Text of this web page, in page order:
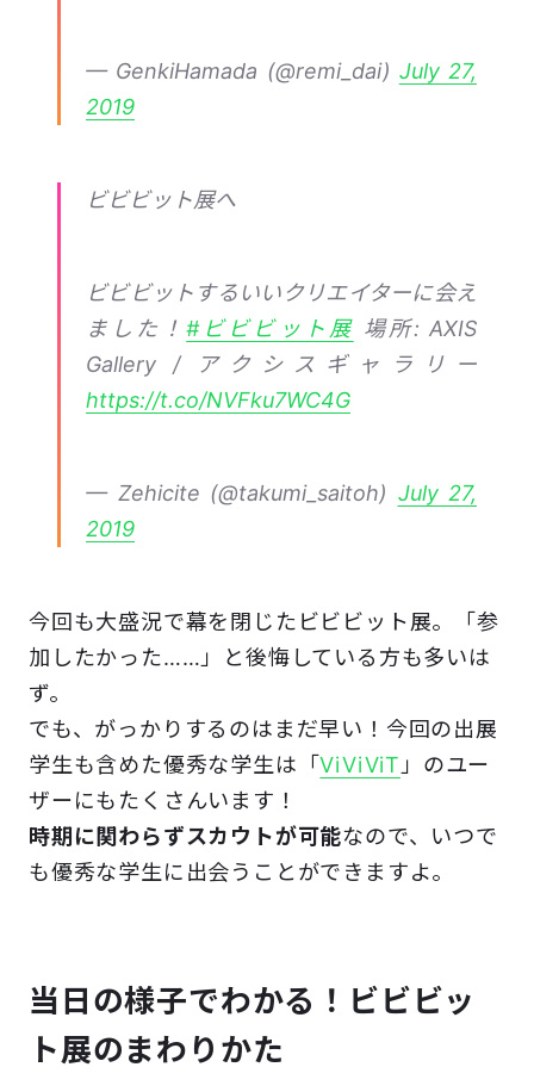
— GenkiHamada (@remi_dai) July 27,
2019
ビビビット展へ
ビビビットするいいクリエイターに会え
ました！#ビビビット展 場所: AXIS
Gallery / アクシスギャラリー
https://t.co/NVFku7WC4G
— Zehicite (@takumi_saitoh) July 27,
2019
今回も大盛況で幕を閉じたビビビット展。「参
加したかった……」と後悔している方も多いは
ず。
でも、がっかりするのはまだ早い！今回の出展
学生も含めた優秀な学生は「ViViViT 」のユー
ザーにもたくさんいます！
時期に関わらずスカウトが可能なので、いつで
も優秀な学生に出会うことができますよ。
当日の様子でわかる！ビビビッ
ト展のまわりかた